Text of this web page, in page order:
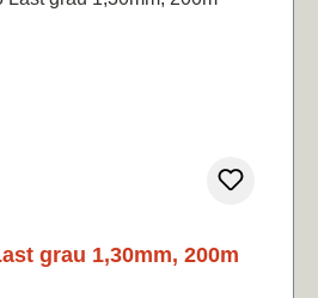
grau 1,30mm, 200m